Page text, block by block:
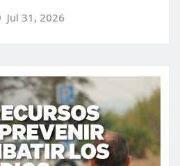
Jul 31, 2026